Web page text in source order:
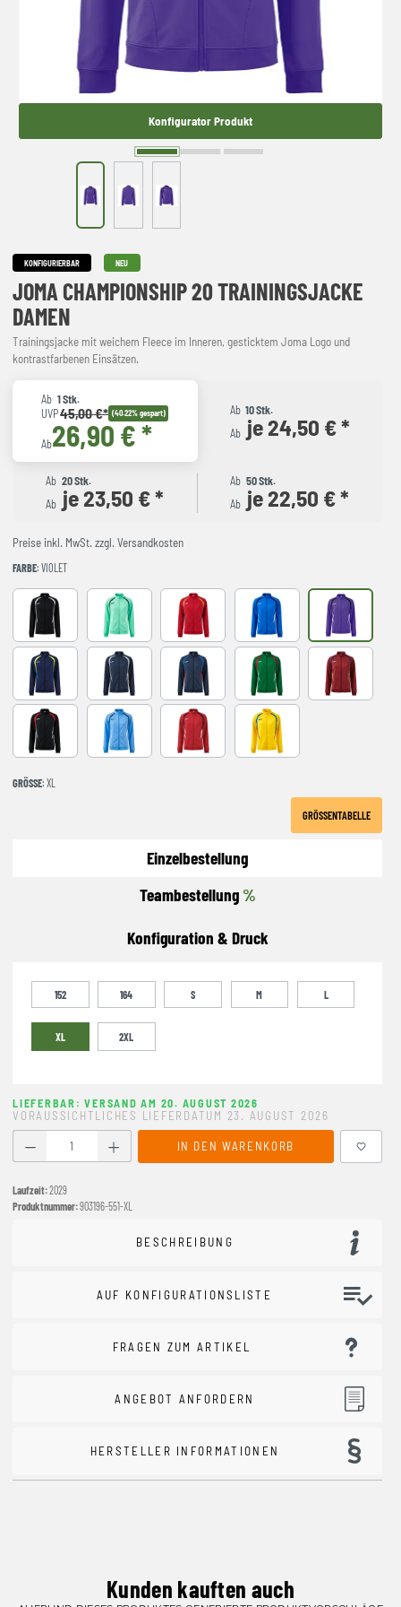
Konfigurator Produkt
KONFIGURIERBAR NEU
JOMA CHAMPIONSHIP 20 TRAININGSJACKE
DAMEN
Trainingsjacke mit weichem Fleece im Inneren, gesticktem Joma Logo und
kontrastfarbenen Einsätzen.
Ab 1 Stk.
UVP45,00 €* (40.22% gespart)
Ab26,90 € *
Ab 10 Stk.
Ab je 24,50 € *
Ab 20 Stk.
Ab je 23,50 € *
Ab 50 Stk.
Ab je 22,50 € *
Preise inkl. MwSt. zzgl. Versandkosten
FARBE: VIOLET
BLACK LIGHT GREEN RED-NAVY ROYAL-NAVY VIOLET
DARK NAVY AMARILLO FLUOR
NAVY-GREY NAVY-ROYAL VERDE-ROJO WINE-NAVY
BLACK-RED LIGHT BLUE RED-BLACK YELLOW-ROYAL
GRÖSSE : XL
GRÖSSENTABELLE
Einzelbestellung
Teambestellung %
Konfiguration & Druck
152 164 S M L
XL 2XL
LIEFERBAR: VERSAND AM 20. AUGUST 2026
VORAUSSICHTLICHES LIEFERDATUM 23. AUGUST 2026
Produkt Anzahl: Gib den gewünschten Wert ein oder
IN DEN WARENKORB
Laufzeit:2029
Produktnummer:903196-551-XL
BESCHREIBUNG
AUF KONFIGURATIONSLISTE
FRAGEN ZUM ARTIKEL
ANGEBOT ANFORDERN
HERSTELLER INFORMATIONEN
Kunden kauften auch